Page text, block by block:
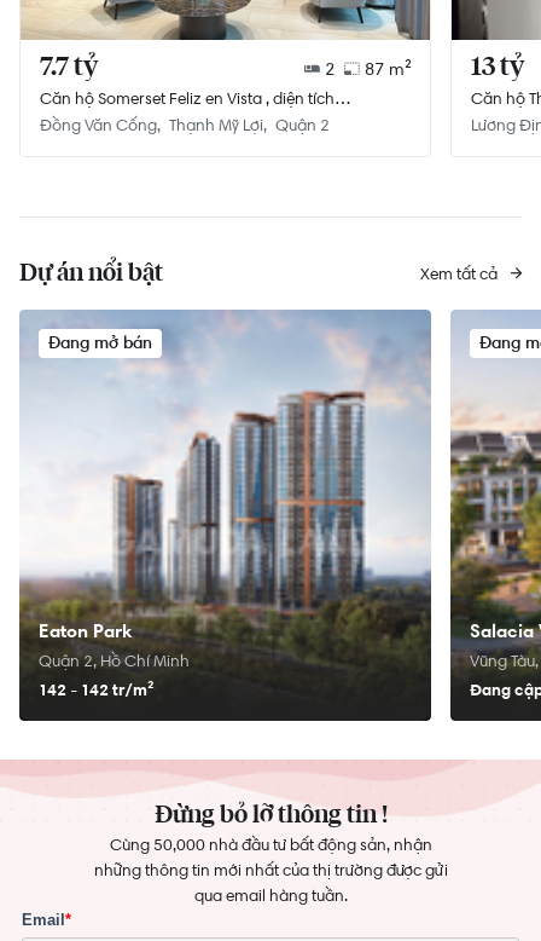
7.7 tỷ 2 87 m²
Căn hộ Somerset Feliz en Vista , diện tích
87m²,đang có hợp đồng thuê đến 2025
Đồng Văn Cống Thạnh Mỹ Lợi Quận 2
13 tỷ
Căn hộ
Lương
Dự án nổi bật Xem tất cả
Đang mở bán
Eaton Park
Quận 2, Hồ Chí Minh
142 - 142 tr/m²
Đang
Salacia
Vũng
Đang
Đừng bỏ lỡ thông tin !
Cùng 50,000 nhà đầu tư bất động sản, nhận
những thông tin mới nhất của thị trường được gửi
qua email hàng tuần.